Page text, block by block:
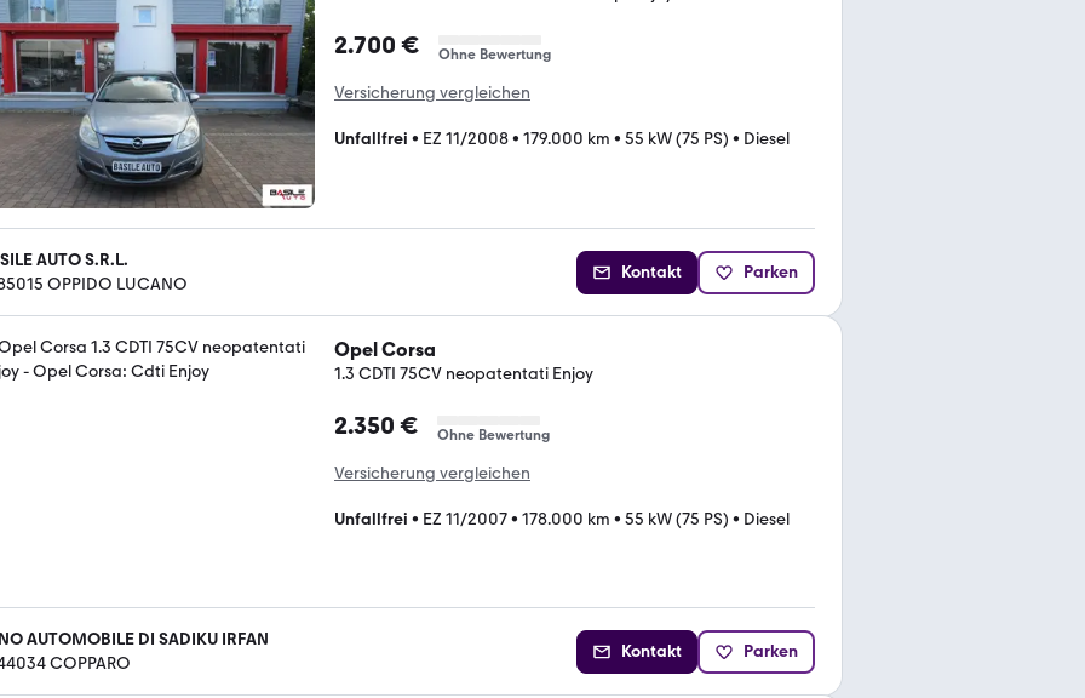
2.700 € Ohne Bewertung
Versicherung vergleichen
Unfallfrei • EZ 11/2008• 179.000 km • 55 kW (75 PS) • Diesel
AUTO S.R.L.
OPPIDO LUCANO
Kontakt Parken
Opel Corsa
1.3 CDTI 75CV neopatentati Enjoy
2.350 € Ohne Bewertung
Versicherung vergleichen
Unfallfrei • EZ 11/2007• 178.000 km • 55 kW (75 PS) • Diesel
AUTOMOBILE DI SADIKU IRFAN
COPPARO
Kontakt Parken